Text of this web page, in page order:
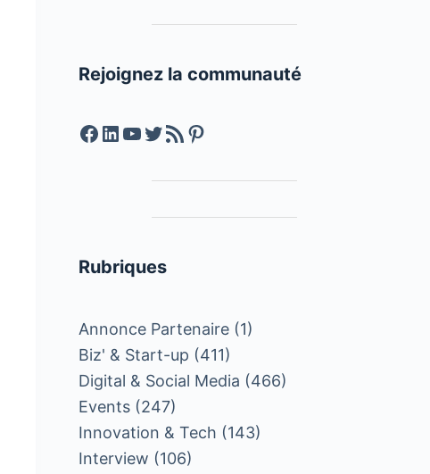
Rejoignez la communauté
Facebook
LinkedIn
YouTube
Twitter
Feed RSSPinterest
Rubriques
Annonce Partenaire (1)
Biz' & Start-up (411)
Digital & Social Media (466)
Events (247)
Innovation & Tech (143)
Interview (106)